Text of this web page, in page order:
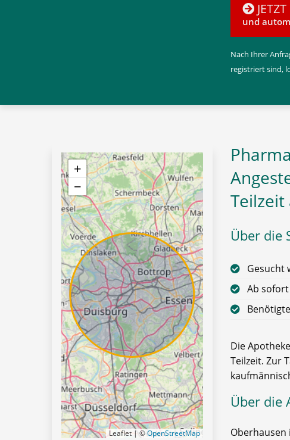
und
Nach Ihrer
registriert sind,
Über die
Gesucht
Ab
Die
Teilzeit. Zur
Über die
+
−
Leaflet | ©OpenStreetMap